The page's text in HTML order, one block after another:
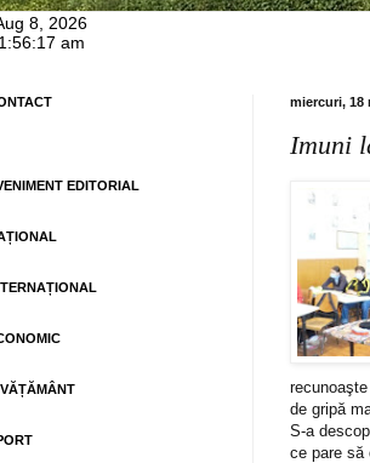
miercuri, 18
Imuni
de gripă
S-a
ce pare să
EDITORIAL